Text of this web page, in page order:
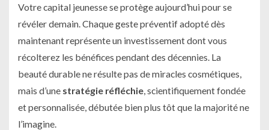
Votre capital jeunesse se protège aujourd’hui pour se
révéler demain. Chaque geste préventif adopté dès
maintenant représente un investissement dont vous
récolterez les bénéfices pendant des décennies. La
beauté durable ne résulte pas de miracles cosmétiques,
mais d’une stratégie réfléchie , scientifiquement fondée
et personnalisée, débutée bien plus tôt que la majorité ne
l’imagine.